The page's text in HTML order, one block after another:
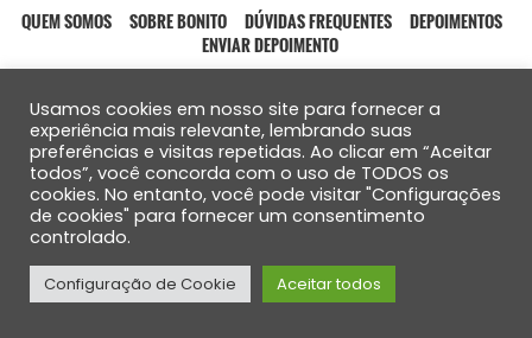
QUEM SOMOS SOBRE BONITO DÚVIDAS FREQUENTES
DEPOIMENTOS
ENVIAR DEPOIMENTO
Todos os direitos reservados – 2021
Website produzido por:
Usamos cookies em nosso site para fornecer a
experiência mais relevante, lembrando suas
preferências e visitas repetidas. Ao clicar em “Aceitar
todos”, você concorda com o uso de TODOS os
cookies. No entanto, você pode visitar "Configurações
de cookies" para fornecer um consentimento
controlado.
Configuração de Cookie Aceitar todos